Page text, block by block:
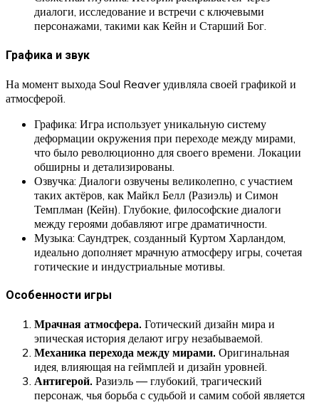
диалоги, исследование и встречи с ключевыми
персонажами, такими как Кейн и Старший Бог.
Графика и звук
На момент выхода Soul Reaver удивляла своей графикой и
атмосферой.
Графика: Игра использует уникальную систему
деформации окружения при переходе между мирами,
что было революционно для своего времени. Локации
обширны и детализированы.
Озвучка: Диалоги озвучены великолепно, с участием
таких актёров, как Майкл Белл (Разиэль) и Симон
Темплман (Кейн). Глубокие, философские диалоги
между героями добавляют игре драматичности.
Музыка: Саундтрек, созданный Куртом Харландом,
идеально дополняет мрачную атмосферу игры, сочетая
готические и индустриальные мотивы.
Особенности игры
Мрачная атмосфера. Готический дизайн мира и
эпическая история делают игру незабываемой.
Механика перехода между мирами. Оригинальная
идея, влияющая на геймплей и дизайн уровней.
Антигерой. Разиэль — глубокий, трагический
персонаж, чья борьба с судьбой и самим собой является